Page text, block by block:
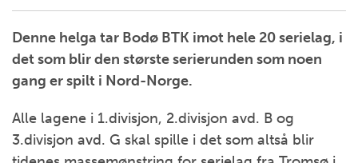
Denne helga tar Bodø BTK imot hele 20 serielag, i
det som blir den største serierunden som noen
gang er spilt i Nord-Norge.
Alle lagene i 1.divisjon, 2.divisjon avd. B og
3.divisjon avd. G skal spille i det som altså blir